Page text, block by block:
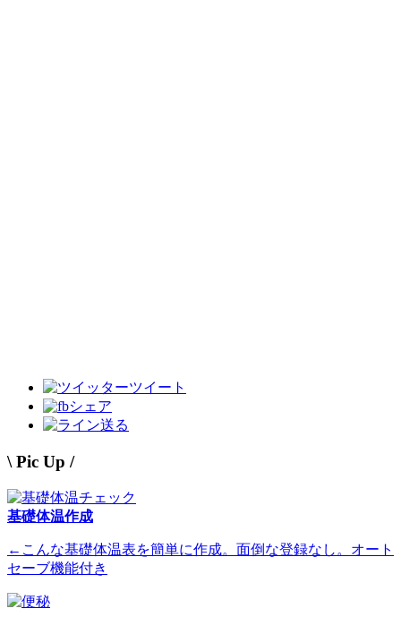
ツイート
シェア
送る
\ Pic Up /
基礎体温作成
←こんな基礎体温表を簡単に作成。面倒な登録なし。オート
セーブ機能付き